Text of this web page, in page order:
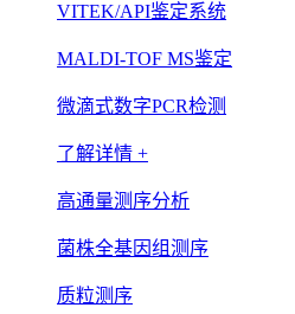
VITEK/API鉴定系统
MALDI-TOF MS鉴定
微滴式数字PCR检测
了解详情 +
高通量测序分析
菌株全基因组测序
质粒测序